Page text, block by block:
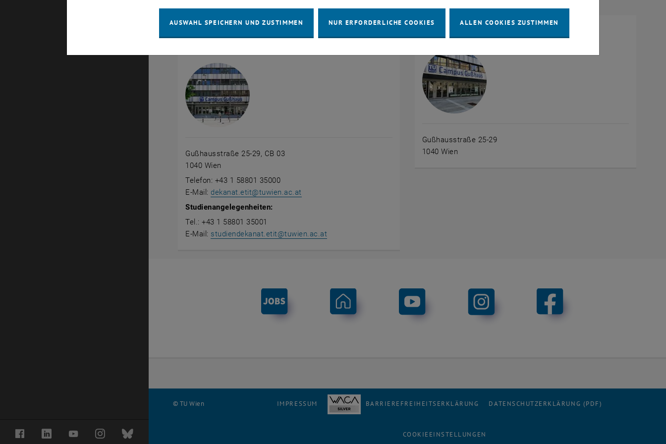
FacebookLinkedInYouTubeInstagramBluesky
Gußhausstraße 25-29, CB 03
1040 Wien
Telefon: +43 1 58801 35000
E-Mail: dekanat.etit@tuwien.ac.at
Studienangelegenheiten:
Tel.: +43 1 58801 35001
E-Mail: studiendekanat.etit@tuwien.ac.at
Gußhausstraße 25-29
1040 Wien
© TU Wien IMPRESSUM BARRIEREFREIHEITSERKLÄRUNG DATENSCHUTZERKLÄRUNG (PDF)
COOKIEEINSTELLUNGEN
AUSWAHL SPEICHERN UND ZUSTIMMEN NUR ERFORDERLICHE COOKIES ALLEN COOKIES ZUSTIMMEN